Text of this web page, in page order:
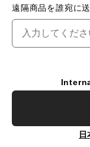
遠隔商品を誰宛に